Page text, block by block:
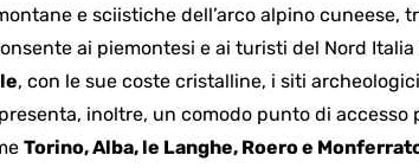
e sciistiche dell’arco alpino cuneese,
ai piemontesi e ai turisti del Nord
, con le sue coste cristalline, i siti
inoltre, un comodo punto di
Torino, Alba, le Langhe, Roero e